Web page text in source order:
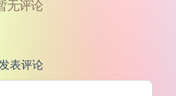
无评论
表评论